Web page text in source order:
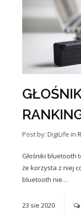
Post by: DigiLife in
Głośniki bluetooth
że korzysta z niej
bluetooth nie…
23 sie 2020